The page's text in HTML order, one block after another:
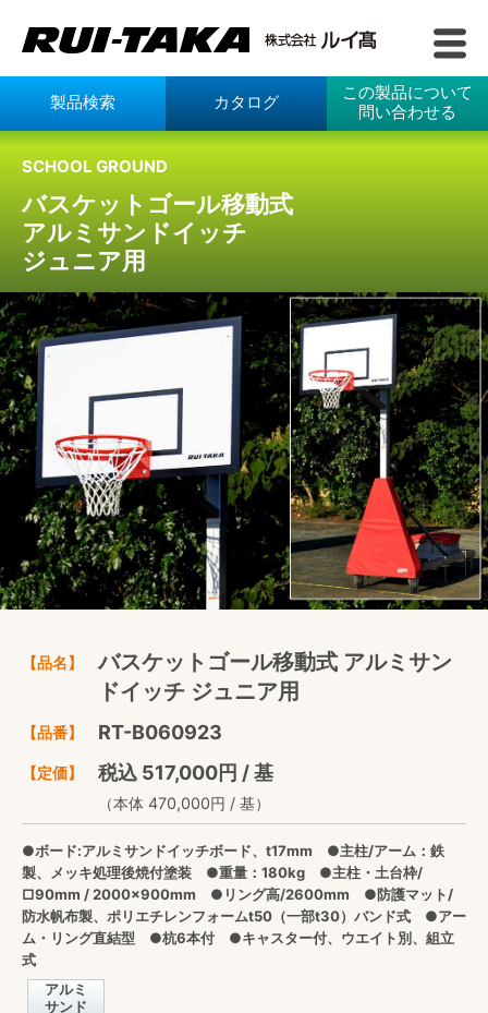
製品検索 カタログ
この製品について
問い合わせる
バスケットゴール移動式
アルミサンドイッチ
ジュニア用
SCHOOL GROUND
【品名】
バスケットゴール移動式 アルミサン
ドイッチ ジュニア用
【品番】 RT-B060923
【定価】 税込 517,000円 / 基
（本体 470,000円 / 基）
●ボード:アルミサンドイッチボード、t17mm ●主柱/アーム：鉄
製、メッキ処理後焼付塗装 ●重量：180kg ●主柱・土台枠/
□90mm / 2000×900mm ●リング高/2600mm ●防護マット/
防水帆布製、ポリエチレンフォームt50（一部t30）バンド式 ●アー
ム・リング直結型 ●杭6本付 ●キャスター付、ウエイト別、組立
式
アルミ
サンド